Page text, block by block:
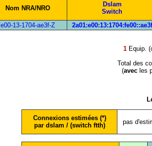
Nom NRA/NRO
Dslam
Switch
e00-13-1704-ae3f-Z 2a01:e00:13:1704:fe00::ae3f
1 Equip.
Total des
(avecles
Connexions estimées (*)
par dslam / (switch ftth)
pas